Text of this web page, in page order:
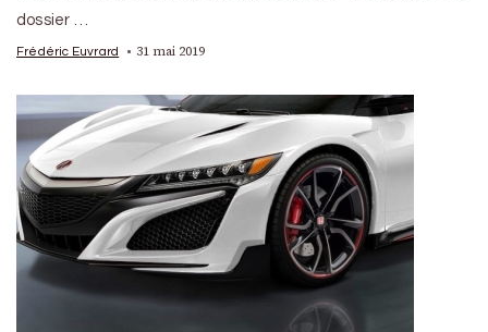
dossier …
Frédéric Euvrard 31 mai 2019